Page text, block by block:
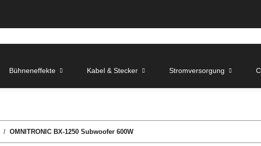
Bühneneffekte Kabel & Stecker Stromversorgung
OMNITRONIC BX-1250 Subwoofer 600W